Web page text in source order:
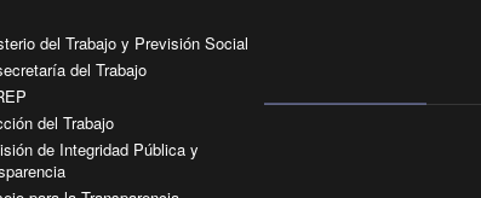
del Trabajo y Previsión Social
del Trabajo
del Trabajo
de Integridad Pública y